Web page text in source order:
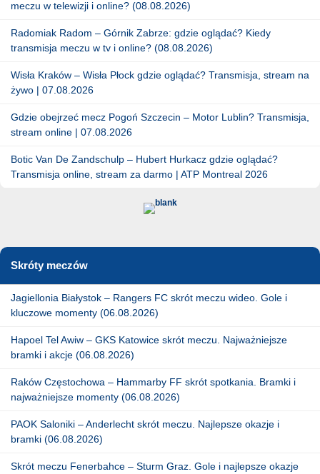
meczu w telewizji i online? (08.08.2026)
Radomiak Radom – Górnik Zabrze: gdzie oglądać? Kiedy
transmisja meczu w tv i online? (08.08.2026)
Wisła Kraków – Wisła Płock gdzie oglądać? Transmisja, stream na
żywo | 07.08.2026
Gdzie obejrzeć mecz Pogoń Szczecin – Motor Lublin? Transmisja,
stream online | 07.08.2026
Botic Van De Zandschulp – Hubert Hurkacz gdzie oglądać?
Transmisja online, stream za darmo | ATP Montreal 2026
Skróty meczów
Jagiellonia Białystok – Rangers FC skrót meczu wideo. Gole i
kluczowe momenty (06.08.2026)
Hapoel Tel Awiw – GKS Katowice skrót meczu. Najważniejsze
bramki i akcje (06.08.2026)
Raków Częstochowa – Hammarby FF skrót spotkania. Bramki i
najważniejsze momenty (06.08.2026)
PAOK Saloniki – Anderlecht skrót meczu. Najlepsze okazje i
bramki (06.08.2026)
Skrót meczu Fenerbahce – Sturm Graz. Gole i najlepsze okazje